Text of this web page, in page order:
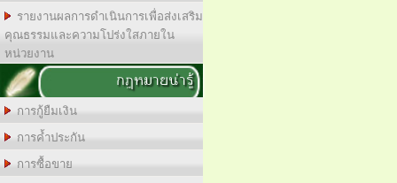
รายงานผลการดำเนินการเพื่อส่งเสริม
คุณธรรมและความโปร่งใสภายใน
หน่วยงาน
กฎหมายน่ารู้
การกู้ยืมเงิน
การค้ำประกัน
การซื้อขาย